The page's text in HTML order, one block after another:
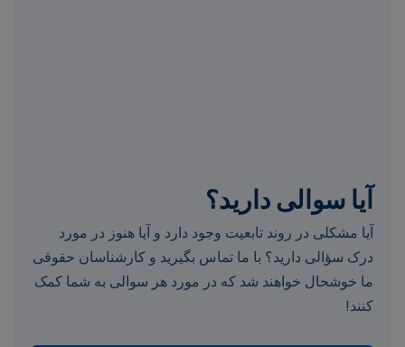
آیا سوالی دارید؟
آیا مشکلی در روند تابعیت وجود دارد و آیا هنوز در مورد
درک سؤالی دارید؟ با ما تماس بگیرید و کارشناسان حقوقی
ما خوشحال خواهند شد که در مورد هر سوالی به شما کمک
کنند!